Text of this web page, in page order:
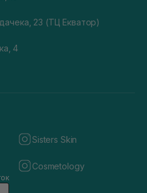
23 (ТЦ Екватор)
4
Sisters Skin
Cosmetology